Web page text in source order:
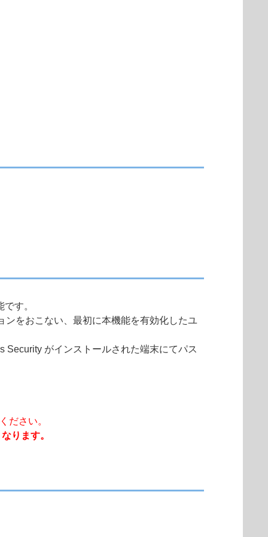
す。
をおこない、最初に本機能を有効化したユ
Security がインストールされた端末にてパス
ださい。
ります。